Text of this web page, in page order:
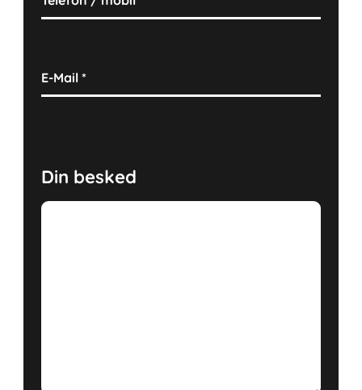
E-Mail*
Din besked